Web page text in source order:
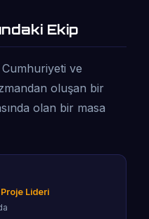
Ekip
ve
oluşan bir
olan bir masa
Proje Lideri